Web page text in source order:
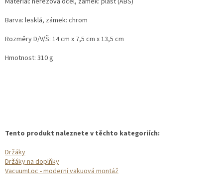
Barva: lesklá, zámek: chrom
Rozměry D/V/Š: 14 cm x 7,5 cm x 13,5 cm
Hmotnost: 310 g
Tento produkt naleznete v těchto kategoriích:
Držáky
Držáky na doplňky
VacuumLoc - moderní vakuová montáž